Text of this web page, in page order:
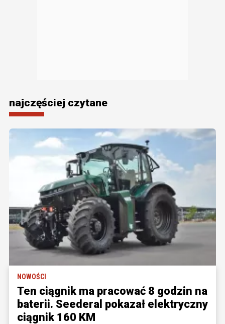
najczęściej czytane
NOWOŚCI
Ten ciągnik ma pracować 8 godzin na
baterii. Seederal pokazał elektryczny
ciągnik 160 KM